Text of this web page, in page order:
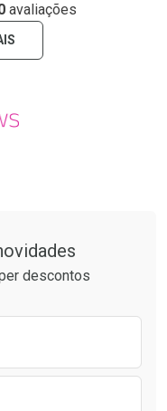
avaliações
descontos